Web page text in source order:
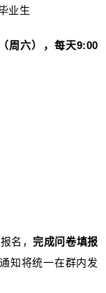
业生
周六），每天9:00
名，完成问卷填报
知将统一在群内发